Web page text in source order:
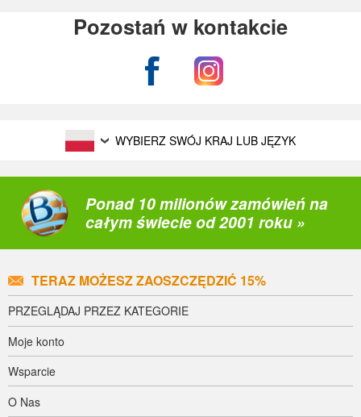
Pozostań w kontakcie
WYBIERZ SWÓJ KRAJ LUB JĘZYK
Ponad 10 milionów zamówień na
całym świecie od 2001 roku »
TERAZ MOŻESZ ZAOSZCZĘDZIĆ 15%
PRZEGLĄDAJ PRZEZ KATEGORIE
Moje konto
Wsparcie
O Nas